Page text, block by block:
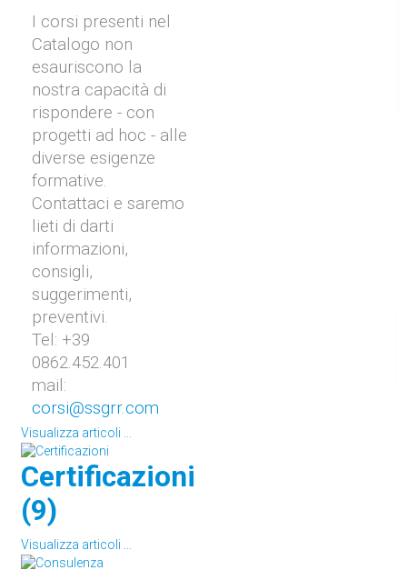
I corsi presenti nel
Catalogo non
esauriscono la
nostra capacità di
rispondere - con
progetti ad hoc - alle
diverse esigenze
formative.
Contattaci e saremo
lieti di darti
informazioni,
consigli,
suggerimenti,
preventivi.
Tel: +39
0862.452.401
mail:
corsi@ssgrr.com
Visualizza articoli ...
Certificazioni
(9)
Visualizza articoli ...